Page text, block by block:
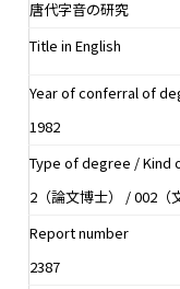
唐代字音の研究
Title in English
Year of conferral of
1982
Type of degree / Kind
2（論文博士） / 002（
Report number
2387